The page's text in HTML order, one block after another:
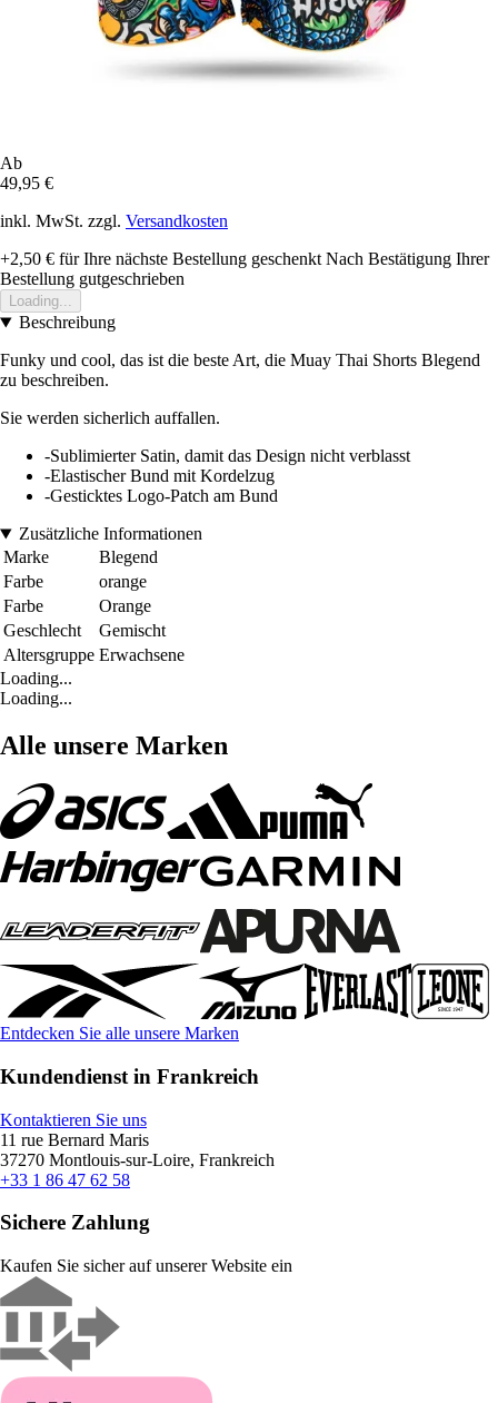
Ab
49,95 €
inkl. MwSt. zzgl. Versandkosten
+2,50 € für Ihre nächste Bestellung geschenkt Nach Bestätigung Ihrer
Bestellung gutgeschrieben
Loading...
Beschreibung
Funky und cool, das ist die beste Art, die Muay Thai Shorts Blegend
zu beschreiben.
Sie werden sicherlich auffallen.
-Sublimierter Satin, damit das Design nicht verblasst
-Elastischer Bund mit Kordelzug
-Gesticktes Logo-Patch am Bund
Zusätzliche Informationen
Marke
Blegend
Farbe
orange
Farbe
Orange
Geschlecht
Gemischt
Altersgruppe Erwachsene
Loading...
Loading...
Alle unsere Marken
Entdecken Sie alle unsere Marken
Kundendienst in Frankreich
Kontaktieren Sie uns
11 rue Bernard Maris
37270 Montlouis-sur-Loire, Frankreich
+33 1 86 47 62 58
Sichere Zahlung
Kaufen Sie sicher auf unserer Website ein